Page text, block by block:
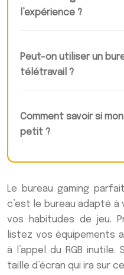
l’expérience ?
Peut-on utiliser un
télétravail ?
Comment savoir si
petit ?
Le bureau gaming
c’est le bureau adapté
vos habitudes de jeu.
listez vos
à l’appel du RGB
taille d’écran qui ira sur